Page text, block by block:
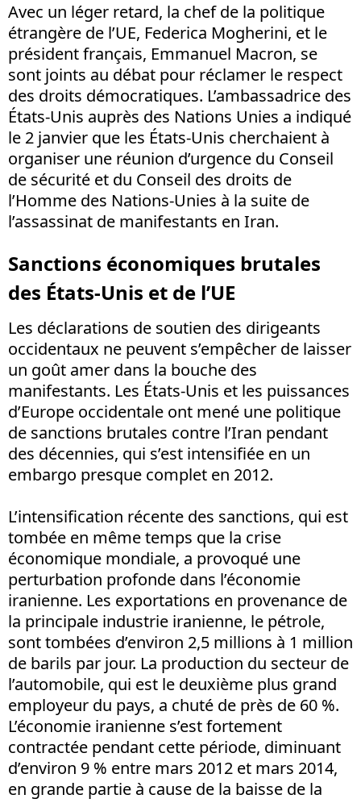
Avec un léger retard, la chef de la politique
étrangère de l’UE, Federica Mogherini, et le
président français, Emmanuel Macron, se
sont joints au débat pour réclamer le respect
des droits démocratiques. L’ambassadrice des
États-Unis auprès des Nations Unies a indiqué
le 2 janvier que les États-Unis cherchaient à
organiser une réunion d’urgence du Conseil
de sécurité et du Conseil des droits de
l’Homme des Nations-Unies à la suite de
l’assassinat de manifestants en Iran.
Sanctions économiques brutales
des États-Unis et de l’UE
Les déclarations de soutien des dirigeants
occidentaux ne peuvent s’empêcher de laisser
un goût amer dans la bouche des
manifestants. Les États-Unis et les puissances
d’Europe occidentale ont mené une politique
de sanctions brutales contre l’Iran pendant
des décennies, qui s’est intensifiée en un
embargo presque complet en 2012.
L’intensification récente des sanctions, qui est
tombée en même temps que la crise
économique mondiale, a provoqué une
perturbation profonde dans l’économie
iranienne. Les exportations en provenance de
la principale industrie iranienne, le pétrole,
sont tombées d’environ 2,5 millions à 1 million
de barils par jour. La production du secteur de
l’automobile, qui est le deuxième plus grand
employeur du pays, a chuté de près de 60 %.
L’économie iranienne s’est fortement
contractée pendant cette période, diminuant
d’environ 9 % entre mars 2012 et mars 2014,
en grande partie à cause de la baisse de la